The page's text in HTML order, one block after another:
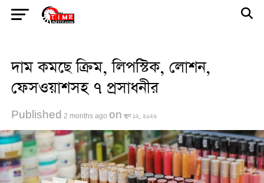
দাম কমছে ক্রিম, লিপস্টিক, লোশন,
ফেসওয়াশসহ ৭ প্রসাধনীর
Published 2 months ago on জুন ১২, ২০২৬